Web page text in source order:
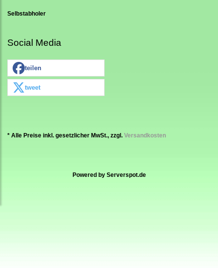
Selbstabholer
Social Media
teilen
tweet
* Alle Preise inkl. gesetzlicher MwSt., zzgl. Versandkosten
Powered by Serverspot.de